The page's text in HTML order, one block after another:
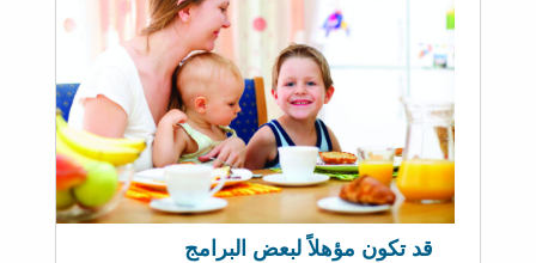
قد تكون مؤهلاً لبعض البرامج